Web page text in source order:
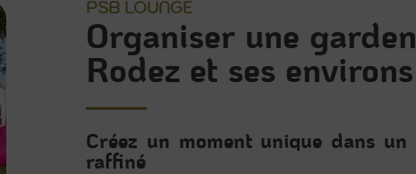
PSB LOUNGE
Organiser une
Rodez et ses environs
Créez un moment unique dans
raffiné